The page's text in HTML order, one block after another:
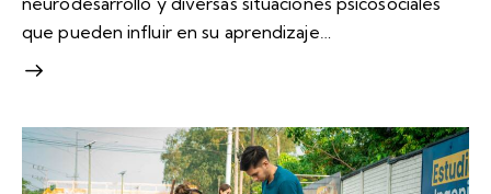
que pueden influir en su aprendizaje…